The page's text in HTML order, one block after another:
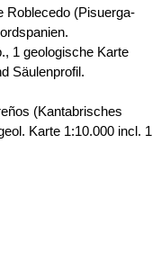
Roblecedo (Pisuerga-
1 geologische Karte
Säulenprofil.
(Kantabrisches
Karte 1:10.000 incl. 1